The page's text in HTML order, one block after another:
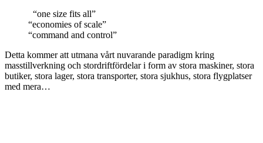
“one size fits all”
“economies of scale”
“command and control”
Detta kommer att utmana vårt nuvarande paradigm kring
masstillverkning och stordriftfördelar i form av stora maskiner, stora
butiker, stora lager, stora transporter, stora sjukhus, stora flygplatser
med mera…